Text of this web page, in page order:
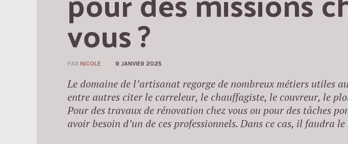
vous ?
PAR NICOLE 9 JANVIER 2025
Le domaine de l’artisanat regorge de nombreux métiers utiles
entre autres citer le carreleur, le chauffagiste, le couvreur, le
Pour des travaux de rénovation chez vous ou pour des tâches
avoir besoin d’un de ces professionnels. Dans ce cas, il faudra